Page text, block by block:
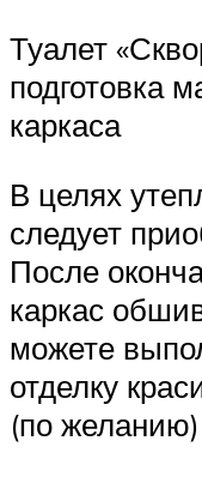
Туалет
подготовка
каркаса
В целях
следует
После
каркас
можете
отделку
(по